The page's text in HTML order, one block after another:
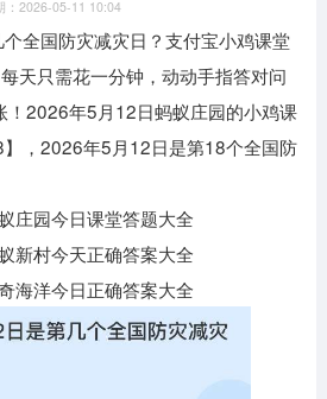
角色扮演
赛车游戏 破解游戏
2026-05-11 10:04
全国防灾减灾日？支付宝小鸡课堂
天只需花一分钟，动动手指答对问
！2026年5月12日蚂蚁庄园的小鸡课
，‌2026年5月12日是第18个全国防
庄园今日课堂答题大全
新村今天正确答案大全
海洋今日正确答案大全